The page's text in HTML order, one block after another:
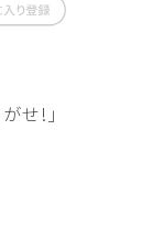
せ!」